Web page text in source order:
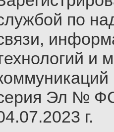
по
и
Эл №
г.